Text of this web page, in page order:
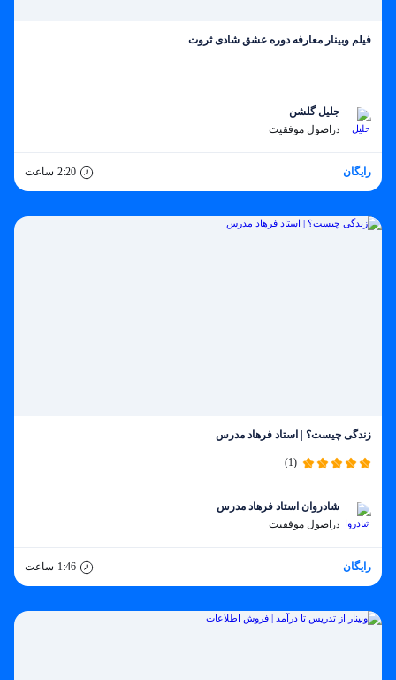
فیلم وبینار معارفه دوره عشق شادی ثروت
جلیل گلشن
در اصول موفقیت
رایگان 2:20 ساعت
زندگی چیست؟ | استاد فرهاد مدرس
(1)
شادروان استاد فرهاد مدرس
در اصول موفقیت
رایگان 1:46 ساعت